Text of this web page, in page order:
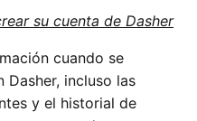
su cuenta de Dasher
cuando se
incluso las
y el historial de